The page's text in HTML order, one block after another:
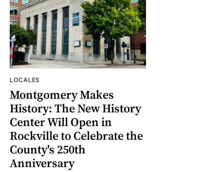
LOCALES
Montgomery Makes
History: The New History
Center Will Open in
Rockville to Celebrate the
County's 250th
Anniversary